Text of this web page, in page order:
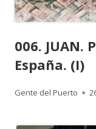
006. JUAN.
España. (I)
Autor
Gente del Puerto